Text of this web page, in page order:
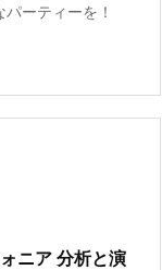
パーティーを！
ニア 分析と演